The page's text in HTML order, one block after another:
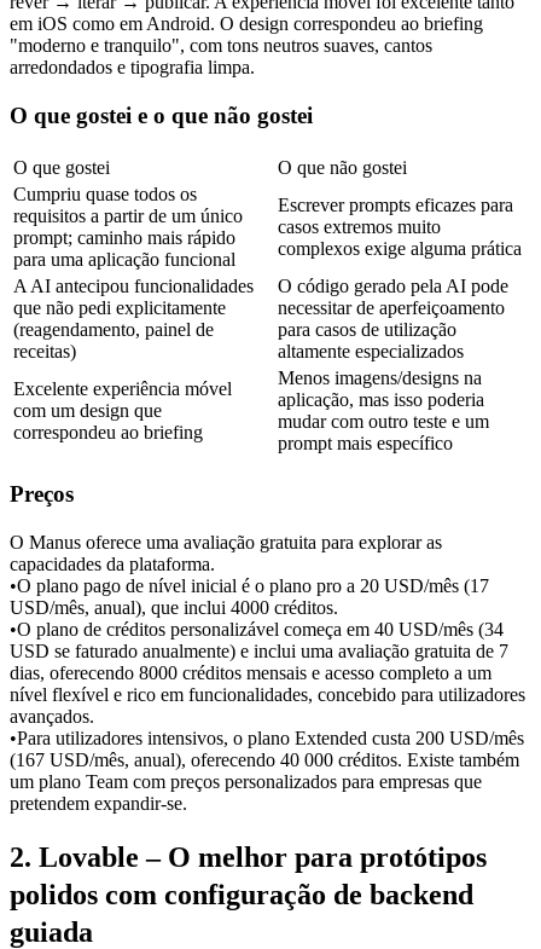
em iOS como em Android. O design correspondeu ao briefing
"moderno e tranquilo", com tons neutros suaves, cantos
arredondados e tipografia limpa.
O que gostei e o que não gostei
O que gostei
O que não gostei
Cumpriu quase todos os
requisitos a partir de um único
prompt; caminho mais rápido
para uma aplicação funcional
Escrever prompts eficazes para
casos extremos muito
complexos exige alguma prática
A AI antecipou funcionalidades
que não pedi explicitamente
(reagendamento, painel de
receitas)
O código gerado pela AI pode
necessitar de aperfeiçoamento
para casos de utilização
altamente especializados
Excelente experiência móvel
com um design que
correspondeu ao briefing
Menos imagens/designs na
aplicação, mas isso poderia
mudar com outro teste e um
prompt mais específico
Preços
O Manus oferece uma avaliação gratuita para explorar as
capacidades da plataforma.
•O plano pago de nível inicial é o plano pro a 20 USD/mês (17
USD/mês, anual), que inclui 4000 créditos.
•O plano de créditos personalizável começa em 40 USD/mês (34
USD se faturado anualmente) e inclui uma avaliação gratuita de 7
dias, oferecendo 8000 créditos mensais e acesso completo a um
nível flexível e rico em funcionalidades, concebido para utilizadores
avançados.
•Para utilizadores intensivos, o plano Extended custa 200 USD/mês
(167 USD/mês, anual), oferecendo 40 000 créditos. Existe também
um plano Team com preços personalizados para empresas que
pretendem expandir-se.
2. Lovable – O melhor para protótipos
polidos com configuração de backend
guiada